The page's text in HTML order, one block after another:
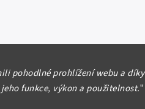
pohodlné prohlížení webu a díky
funkce, výkon a použitelnost."
do košíku